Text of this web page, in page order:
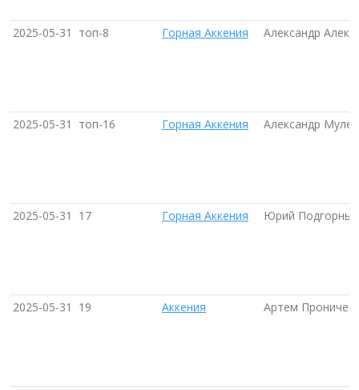
2025-05-31 топ-8 Горная Аккения Александр
2025-05-31 топ-16 Горная Аккения Александр
2025-05-31 17 Горная Аккения Юрий Подгорный
2025-05-31 19 Аккения Артем Проничев